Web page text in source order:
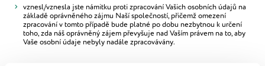
vznesl/vznesla jste námitku proti zpracování Vašich osobních údajů na
základě oprávněného zájmu Naší společností, přičemž omezení
zpracování v tomto případě bude platné po dobu nezbytnou k určení
toho, zda náš oprávněný zájem převyšuje nad Vaším právem na to, aby
Vaše osobní údaje nebyly nadále zpracovávány.